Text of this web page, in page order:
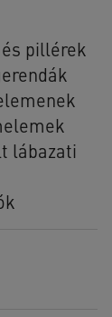
pillérek
lábazati